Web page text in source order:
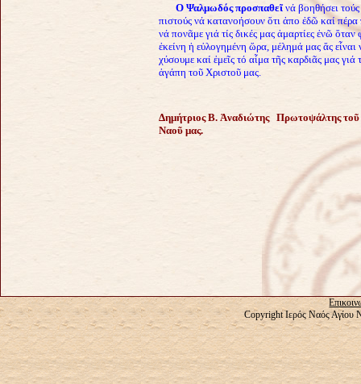
Ο Ψαλμωδός προσπαθεῖ νά βοηθήσει τούς
πιστούς νά κατανοήσουν ὅτι ἀπο ἐδῶ καί πέρα
νά πονᾶμε γιά τίς δικές μας ἁμαρτίες ἐνῶ ὅταν
ἐκείνη ἡ εὐλογημένη ὥρα, μέλημά μας ἄς εἶναι
χύσουμε καί ἐμεῖς τό αἷμα τῆς καρδιᾶς μας γιά
ἀγάπη τοῦ Χριστοῦ μας.
Δημήτριος Β. Ἀναδιώτης Πρωτοψάλτης τοῦ
Ναοῦ μας.
Copyright Ιερός Ναός Αγίου